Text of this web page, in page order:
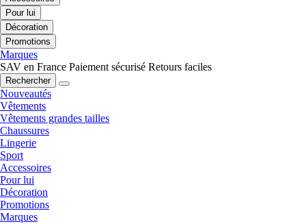
Pour lui
Décoration
Promotions
Marques
SAV en France Paiement sécurisé Retours faciles
Rechercher
Nouveautés
Vêtements
Vêtements grandes tailles
Chaussures
Lingerie
Sport
Accessoires
Pour lui
Décoration
Promotions
Marques